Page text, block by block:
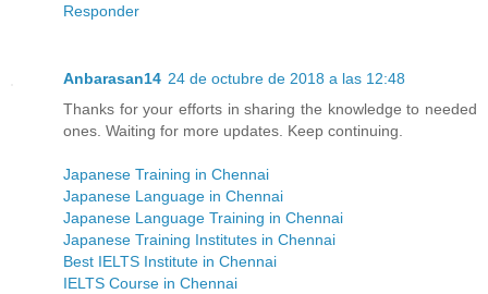
Responder
Anbarasan14 24 de octubre de 2018 a las 12:48
Thanks for your efforts in sharing the knowledge to needed
ones. Waiting for more updates. Keep continuing.
Japanese Training in Chennai
Japanese Language in Chennai
Japanese Language Training in Chennai
Japanese Training Institutes in Chennai
Best IELTS Institute in Chennai
IELTS Course in Chennai